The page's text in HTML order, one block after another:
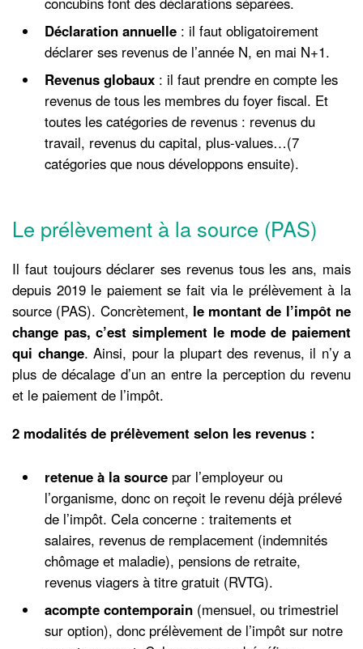
Déclaration annuelle : il faut obligatoirement
déclarer ses revenus de l’année N, en mai N+1.
Revenus globaux : il faut prendre en compte les
revenus de tous les membres du foyer fiscal. Et
toutes les catégories de revenus : revenus du
travail, revenus du capital, plus-values…(7
catégories que nous développons ensuite).
Le prélèvement à la source (PAS)
Il faut toujours déclarer ses revenus tous les ans, mais
depuis 2019 le paiement se fait via le prélèvement à la
source (PAS). Concrètement, le montant de l’impôt ne
change pas, c’est simplement le mode de paiement
qui change. Ainsi, pour la plupart des revenus, il n’y a
plus de décalage d’un an entre la perception du revenu
et le paiement de l’impôt.
2 modalités de prélèvement selon les revenus :
retenue à la source par l’employeur ou
l’organisme, donc on reçoit le revenu déjà prélevé
de l’impôt. Cela concerne : traitements et
salaires, revenus de remplacement (indemnités
chômage et maladie), pensions de retraite,
revenus viagers à titre gratuit (RVTG).
acompte contemporain (mensuel, ou trimestriel
sur option), donc prélèvement de l’impôt sur notre